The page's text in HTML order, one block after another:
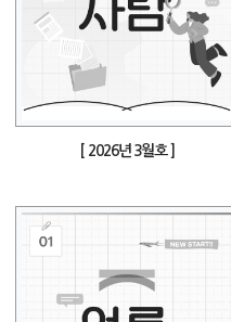
[ 2026년 3월호 ]